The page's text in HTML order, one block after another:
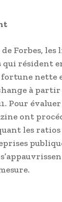
Forbes,
résident
nette
à
Pour
ont
les